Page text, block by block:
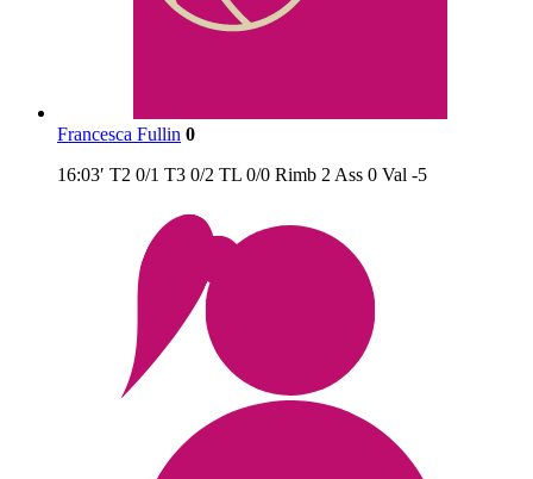
Francesca Fullin 0
16:03′ T2 0/1 T3 0/2 TL 0/0 Rimb 2 Ass 0 Val -5